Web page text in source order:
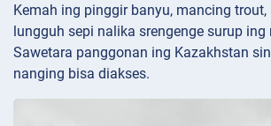
Kemah ing pinggir banyu, mancing
lungguh sepi nalika srengenge surup ing
Sawetara panggonan ing Kazakhstan
nanging bisa diakses.